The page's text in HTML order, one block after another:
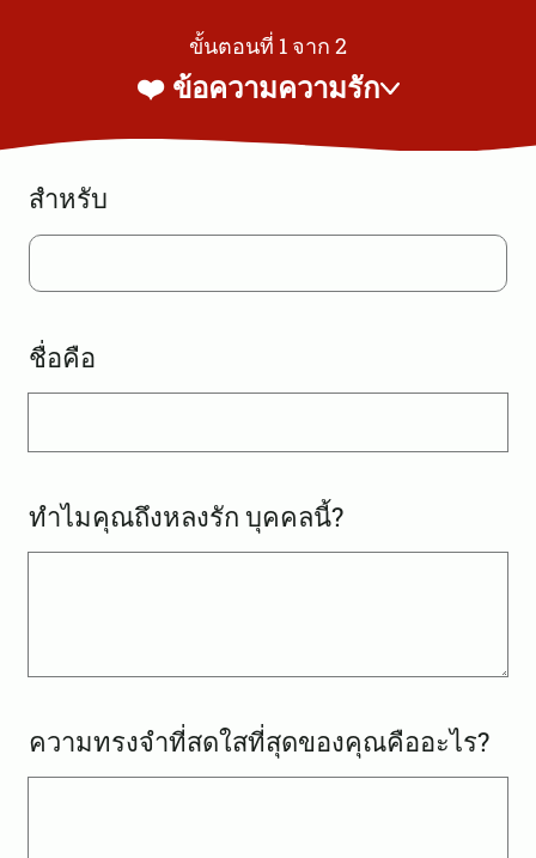
ขั้นตอนที่ 1 จาก 2
❤️ ข้อความความรัก
สำหรับ
ชื่อคือ
ทำไมคุณถึงหลงรัก บุคคลนี้?
ความทรงจำที่สดใสที่สุดของคุณคืออะไร?